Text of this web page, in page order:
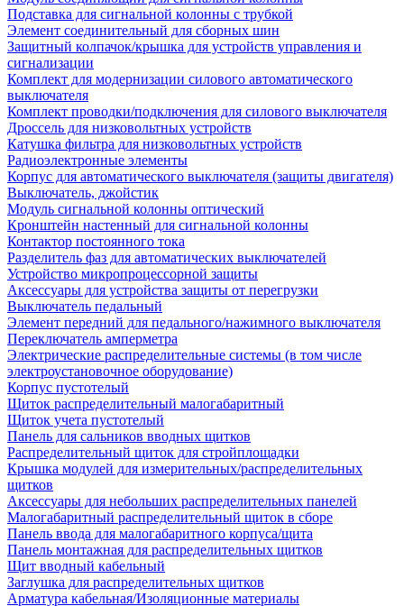
Подставка для сигнальной колонны с трубкой
Элемент соединительный для сборных шин
Защитный колпачок/крышка для устройств управления и
сигнализации
Комплект для модернизации силового автоматического
выключателя
Комплект проводки/подключения для силового выключателя
Дроссель для низковольтных устройств
Катушка фильтра для низковольтных устройств
Радиоэлектронные элементы
Корпус для автоматического выключателя (защиты двигателя)
Выключатель, джойстик
Модуль сигнальной колонны оптический
Кронштейн настенный для сигнальной колонны
Контактор постоянного тока
Разделитель фаз для автоматических выключателей
Устройство микропроцессорной защиты
Аксессуары для устройства защиты от перегрузки
Выключатель педальный
Элемент передний для педального/нажимного выключателя
Переключатель амперметра
Электрические распределительные системы (в том числе
электроустановочное оборудование)
Корпус пустотелый
Щиток распределительный малогабаритный
Щиток учета пустотелый
Панель для сальников вводных щитков
Распределительный щиток для стройплощадки
Крышка модулей для измерительных/распределительных
щитков
Аксессуары для небольших распределительных панелей
Малогабаритный распределительный щиток в сборе
Панель ввода для малогабаритного корпуса/щита
Панель монтажная для распределительных щитков
Щит вводный кабельный
Заглушка для распределительных щитков
Арматура кабельная/Изоляционные материалы